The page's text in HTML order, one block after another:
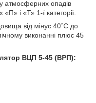
атмосферних опадів
і «Т» 1-ї категорії.
від мінус 40˚С до
виконанні плюс 45
ВЦП 5-45 (ВРП):